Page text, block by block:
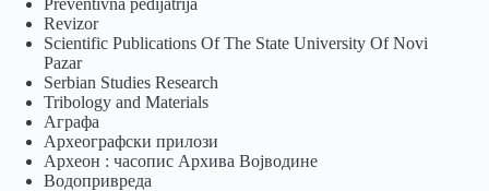
Revizor
Scientific Publications Of The State University Of Novi
Pazar
Serbian Studies Research
Tribology and Materials
Аграфа
Археографски прилози
Археон : часопис Архива Војводине
Водопривреда